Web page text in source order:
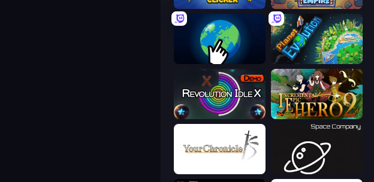
Capybara Clicker Idle Mining Empire
Planet Clicker 2 Planet Evolution: Idle Clicker
Revolution Idle X Incremental Epic Hero 2
Space Company